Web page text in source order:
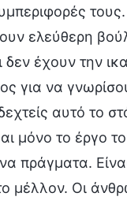
ελεύθερη
έχουν την
για να
αυτό το
μόνο το έργο
πράγματα.
μέλλον. Οι